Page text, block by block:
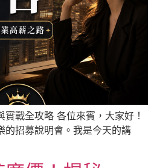
戰全攻略 各位來賓，大家好！
的招募說明會。我是今天的講